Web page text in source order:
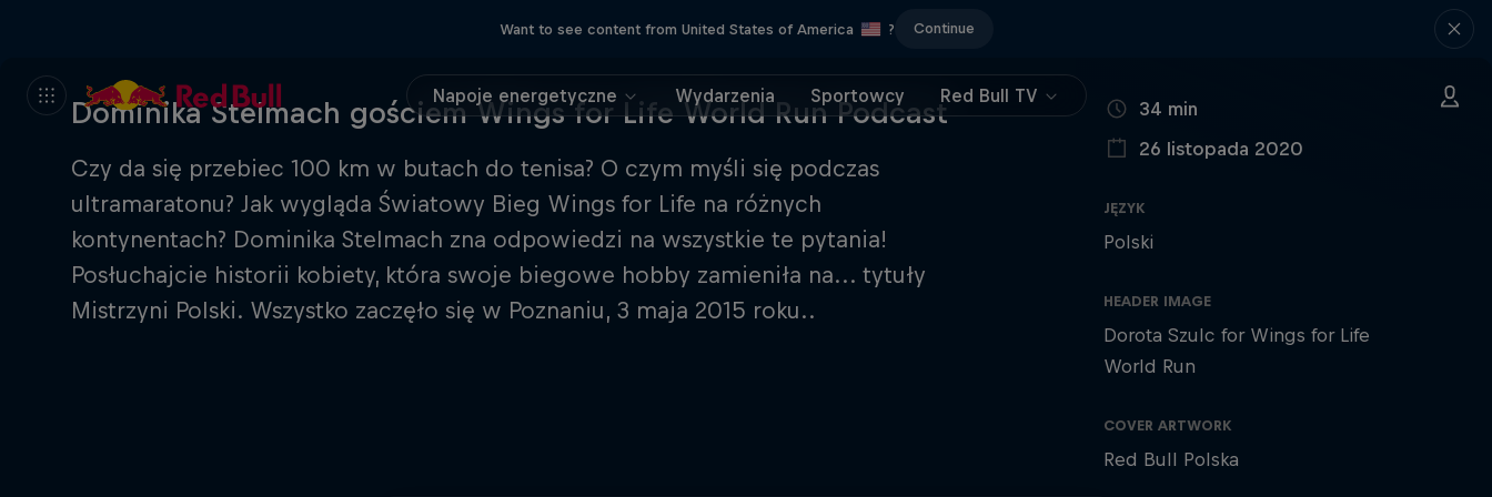
Want to see content from United States of America ? Continue
Napoje energetyczne Wydarzenia Sportowcy Red Bull TV
Dominika Stelmach gościem Wings for Life World Run Podcast
Czy da się przebiec 100 km w butach do tenisa? O czym myśli się podczas
ultramaratonu? Jak wygląda Światowy Bieg Wings for Life na różnych
kontynentach? Dominika Stelmach zna odpowiedzi na wszystkie te pytania!
Posłuchajcie historii kobiety, która swoje biegowe hobby zamieniła na... tytuły
Mistrzyni Polski. Wszystko zaczęło się w Poznaniu, 3 maja 2015 roku..
CZAS34 min
26 listopada 2020
JĘZYK
Polski
HEADER IMAGE
Dorota Szulc for Wings for Life
World Run
COVER ARTWORK
Red Bull Polska